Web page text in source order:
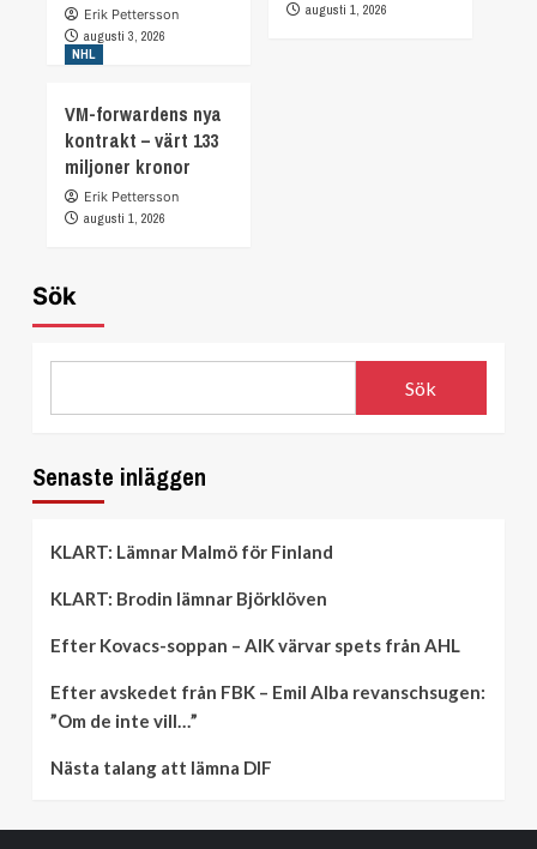
Erik Pettersson
augusti 3, 2026
augusti 1, 2026
NHL
VM-forwardens nya
kontrakt – värt 133
miljoner kronor
Erik Pettersson
augusti 1, 2026
Sök
Sök
Senaste inläggen
KLART: Lämnar Malmö för Finland
KLART: Brodin lämnar Björklöven
Efter Kovacs-soppan – AIK värvar spets från AHL
Efter avskedet från FBK – Emil Alba revanschsugen:
”Om de inte vill…”
Nästa talang att lämna DIF